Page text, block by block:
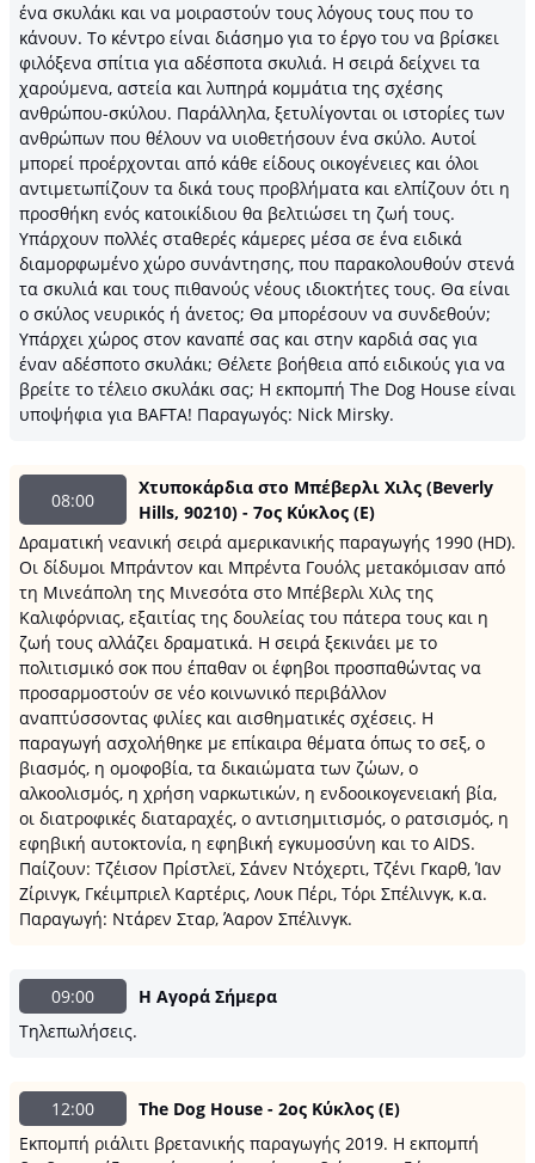
ένα σκυλάκι και να μοιραστούν τους λόγους τους που το
κάνουν. Το κέντρο είναι διάσημο για το έργο του να βρίσκει
φιλόξενα σπίτια για αδέσποτα σκυλιά. Η σειρά δείχνει τα
χαρούμενα, αστεία και λυπηρά κομμάτια της σχέσης
ανθρώπου-σκύλου. Παράλληλα, ξετυλίγονται οι ιστορίες των
ανθρώπων που θέλουν να υιοθετήσουν ένα σκύλο. Αυτοί
μπορεί προέρχονται από κάθε είδους οικογένειες και όλοι
αντιμετωπίζουν τα δικά τους προβλήματα και ελπίζουν ότι η
προσθήκη ενός κατοικίδιου θα βελτιώσει τη ζωή τους.
Υπάρχουν πολλές σταθερές κάμερες μέσα σε ένα ειδικά
διαμορφωμένο χώρο συνάντησης, που παρακολουθούν στενά
τα σκυλιά και τους πιθανούς νέους ιδιοκτήτες τους. Θα είναι
ο σκύλος νευρικός ή άνετος; Θα μπορέσουν να συνδεθούν;
Υπάρχει χώρος στον καναπέ σας και στην καρδιά σας για
έναν αδέσποτο σκυλάκι; Θέλετε βοήθεια από ειδικούς για να
βρείτε το τέλειο σκυλάκι σας; Η εκπομπή The Dog House είναι
υποψήφια για BAFTA! Παραγωγός: Nick Mirsky.
08:00
Χτυποκάρδια στο Μπέβερλι Χιλς (Beverly
Hills, 90210) - 7ος Κύκλος (Ε)
Δραματική νεανική σειρά αμερικανικής παραγωγής 1990 (HD).
Oι δίδυμοι Μπράντον και Μπρέντα Γουόλς μετακόμισαν από
τη Μινεάπολη της Μινεσότα στο Μπέβερλι Χιλς της
Καλιφόρνιας, εξαιτίας της δουλείας του πάτερα τους και η
ζωή τους αλλάζει δραματικά. Η σειρά ξεκινάει με το
πολιτισμικό σοκ που έπαθαν οι έφηβοι προσπαθώντας να
προσαρμοστούν σε νέο κοινωνικό περιβάλλον
αναπτύσσοντας φιλίες και αισθηματικές σχέσεις. Η
παραγωγή ασχολήθηκε με επίκαιρα θέματα όπως το σεξ, ο
βιασμός, η ομοφοβία, τα δικαιώματα των ζώων, ο
αλκοολισμός, η χρήση ναρκωτικών, η ενδοοικογενειακή βία,
οι διατροφικές διαταραχές, ο αντισημιτισμός, ο ρατσισμός, η
εφηβική αυτοκτονία, η εφηβική εγκυμοσύνη και το AIDS.
Παίζουν: Τζέισον Πρίστλεϊ, Σάνεν Ντόχερτι, Τζένι Γκαρθ, Ίαν
Ζίρινγκ, Γκέιμπριελ Καρτέρις, Λουκ Πέρι, Τόρι Σπέλινγκ, κ.α.
Παραγωγή: Ντάρεν Σταρ, Άαρον Σπέλινγκ.
09:00
Η Αγορά Σήμερα
Τηλεπωλήσεις.
12:00
The Dog House - 2ος Κύκλος (Ε)
Εκπομπή ριάλιτι βρετανικής παραγωγής 2019. H εκπομπή